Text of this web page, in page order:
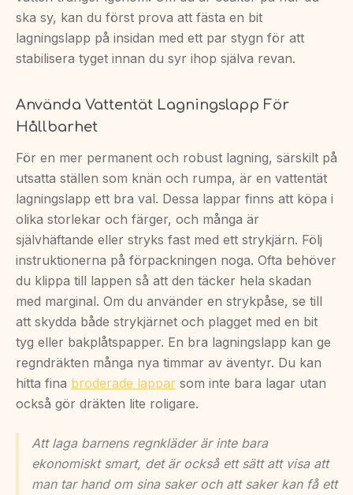
ska sy, kan du först prova att fästa en bit
lagningslapp på insidan med ett par stygn för att
stabilisera tyget innan du syr ihop själva revan.
Använda Vattentät Lagningslapp För
Hållbarhet
För en mer permanent och robust lagning, särskilt på
utsatta ställen som knän och rumpa, är en vattentät
lagningslapp ett bra val. Dessa lappar finns att köpa i
olika storlekar och färger, och många är
självhäftande eller stryks fast med ett strykjärn. Följ
instruktionerna på förpackningen noga. Ofta behöver
du klippa till lappen så att den täcker hela skadan
med marginal. Om du använder en strykpåse, se till
att skydda både strykjärnet och plagget med en bit
tyg eller bakplåtspapper. En bra lagningslapp kan ge
regndräkten många nya timmar av äventyr. Du kan
hitta fina broderade lappar som inte bara lagar utan
också gör dräkten lite roligare.
Att laga barnens regnkläder är inte bara
ekonomiskt smart, det är också ett sätt att visa att
man tar hand om sina saker och att saker kan få ett